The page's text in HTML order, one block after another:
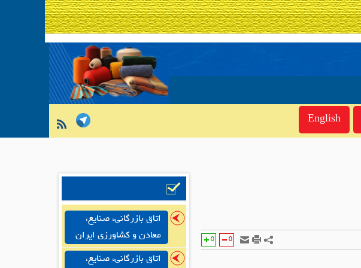
English
0 0
اتاق بازرگانی، صنایع،
معادن و کشاورزی ایران
اتاق بازرگانی، صنایع،